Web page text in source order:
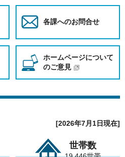
各課へのお問合せ
ホームページについて
のご意見
[2026年7月1日現在]
世帯数